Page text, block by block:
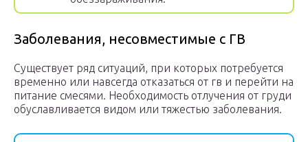
Заболевания, несовместимые с ГВ
Существует ряд ситуаций, при которых потребуется
временно или навсегда отказаться от гв и перейти на
питание смесями. Необходимость отлучения от груди
обуславливается видом или тяжестью заболевания.